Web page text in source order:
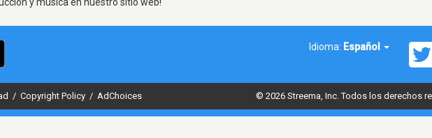
Idioma: Español
/ Copyright Policy / AdChoices © 2026 Streema, Inc. Todos los derechos